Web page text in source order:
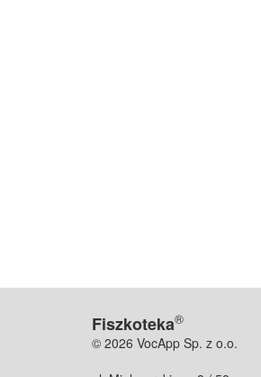
Fiszkoteka®
© 2026 VocApp Sp. z o.o.